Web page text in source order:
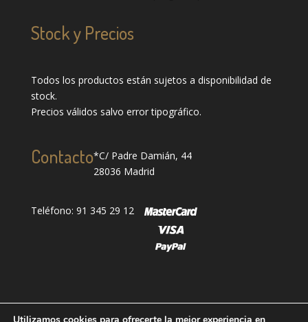
Stock y Precios
Todos los productos están sujetos a disponibilidad de
stock.
Precios válidos salvo error tipográfico.
Contacto*C/ Padre Damián, 44
28036 Madrid
Teléfono: 91 345 29 12